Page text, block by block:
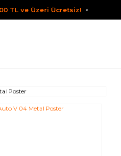
TL ve Üzeri Ücretsiz!